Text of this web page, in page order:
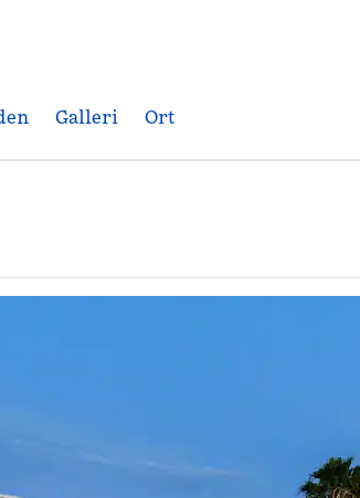
Galleri Ort